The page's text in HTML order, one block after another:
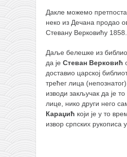
Дакле можемо
неко из Дечана продао
Стевану Верковићу 1858.
Даље белешке из
да је Стеван Верковић
доставио царској
трећег лица
изводи закључак да је
лице, нико други него
Караџић који је у то
извор српских рукописа